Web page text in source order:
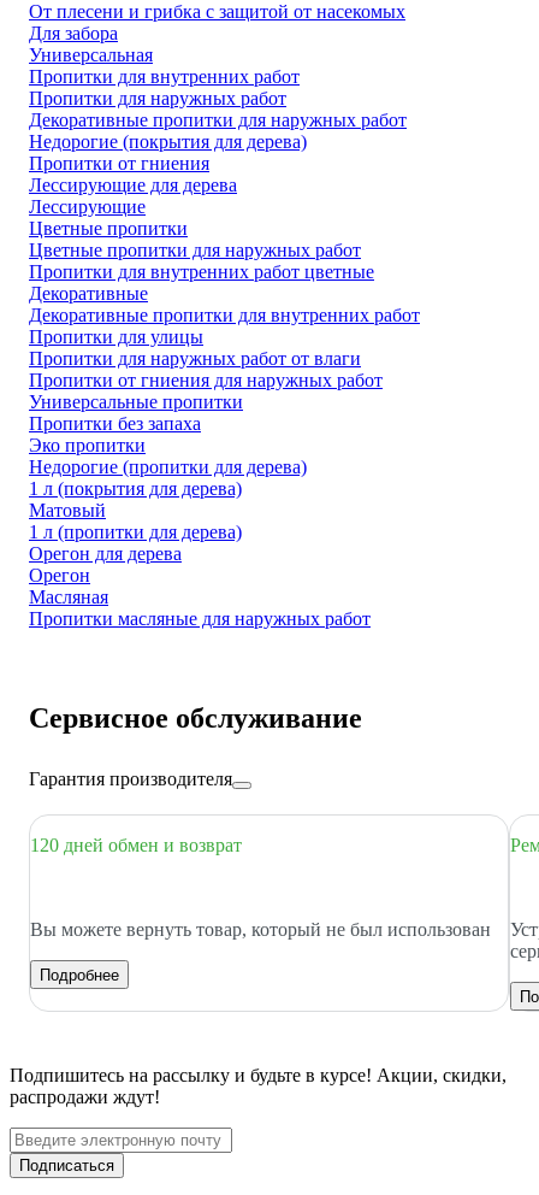
От плесени и грибка с защитой от насекомых
Для забора
Универсальная
Пропитки для внутренних работ
Пропитки для наружных работ
Декоративные пропитки для наружных работ
Недорогие (покрытия для дерева)
Пропитки от гниения
Лессирующие для дерева
Лессирующие
Цветные пропитки
Цветные пропитки для наружных работ
Пропитки для внутренних работ цветные
Декоративные
Декоративные пропитки для внутренних работ
Пропитки для улицы
Пропитки для наружных работ от влаги
Пропитки от гниения для наружных работ
Универсальные пропитки
Пропитки без запаха
Эко пропитки
Недорогие (пропитки для дерева)
1 л (покрытия для дерева)
Матовый
1 л (пропитки для дерева)
Орегон для дерева
Орегон
Масляная
Пропитки масляные для наружных работ
Сервисное обслуживание
Гарантия производителя
120 дней обмен и возврат
Вы можете вернуть товар, который не был использован
Подробнее
Подпишитесь на рассылку и будьте в курсе! Акции, скидки,
распродажи ждут!
Подписаться